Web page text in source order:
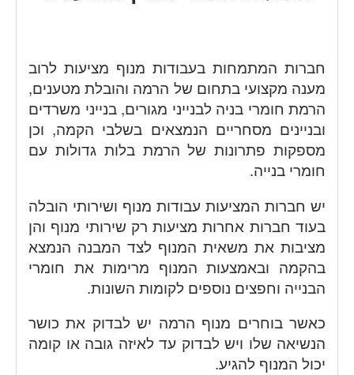
חברות המתמחות בעבודות מנוף מציעות לרוב
מענה מקצועי בתחום של הרמה והובלת מטענים,
הרמת חומרי בניה לבנייני מגורים, בנייני משרדים
ובניינים מסחריים הנמצאים בשלבי הקמה, וכן
מספקות פתרונות של הרמת בלות גדולות עם
חומרי בנייה.
יש חברות המציעות עבודות מנוף ושירותי הובלה
בעוד חברות אחרות מציעות רק שירותי מנוף והן
מציבות את משאית המנוף לצד המבנה הנמצא
בהקמה ובאמצעות המנוף מרימות את חומרי
הבנייה וחפצים נוספים לקומות השונות.
כאשר בוחרים מנוף הרמה יש לבדוק את כושר
הנשיאה שלו ויש לבדוק עד לאיזה גובה או קומה
יכול המנוף להגיע.